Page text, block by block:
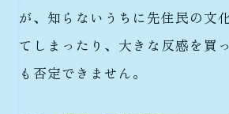
が、知らないうちに先住民の文
てしまったり、大きな反感を買
も否定できません。